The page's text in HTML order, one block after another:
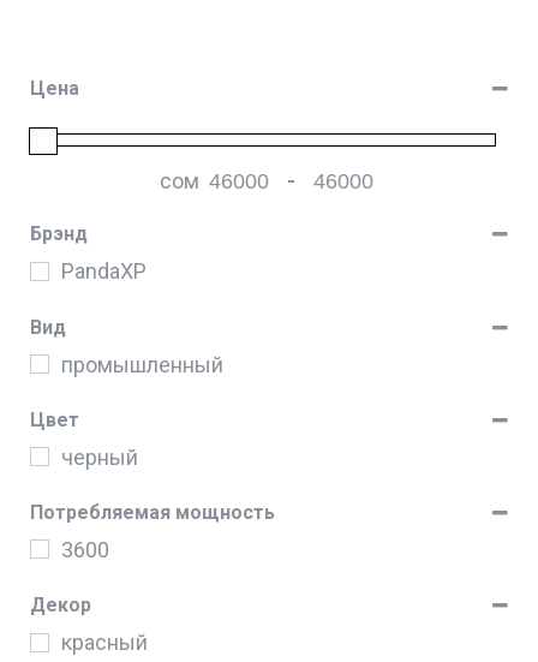
Цена
сом -
Брэнд
PandaXP
Вид
промышленный
Цвет
черный
Потребляемая мощность
3600
Декор
красный